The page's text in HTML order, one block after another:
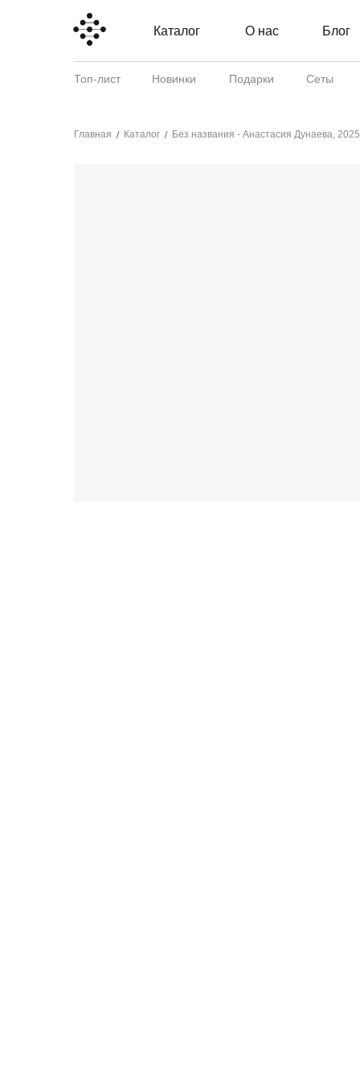
Каталог О нас Блог
Новинки Подарки
Топ-лист Сеты
Главная / Каталог / Без названия - Анастасия Дунаева, 2025